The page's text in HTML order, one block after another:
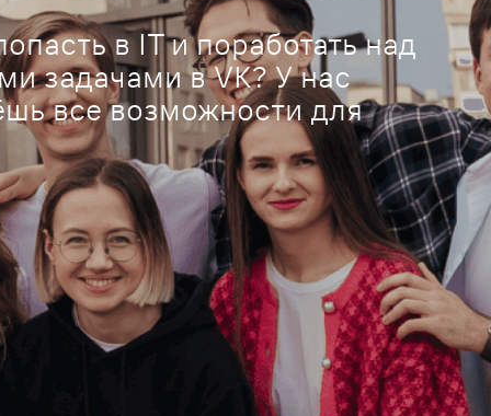
в IT и поработать над
задачами в VK? У нас
все возможности для